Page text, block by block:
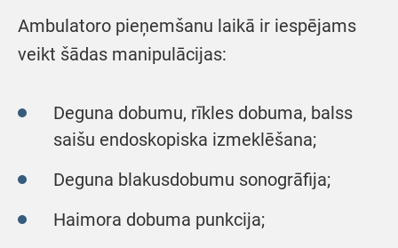
Ambulatoro pieņemšanu laikā ir iespējams
veikt šādas manipulācijas:
Deguna dobumu, rīkles dobuma, balss
saišu endoskopiska izmeklēšana;
Deguna blakusdobumu sonogrāfija;
Haimora dobuma punkcija;